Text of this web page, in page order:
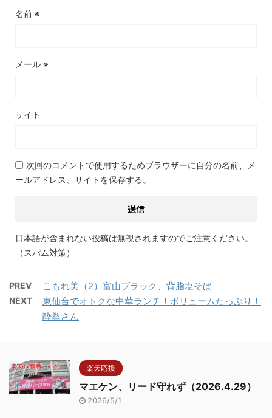
名前 ※
メール ※
サイト
次回のコメントで使用するためブラウザーに自分の名前、メ
ールアドレス、サイトを保存する。
日本語が含まれない投稿は無視されますのでご注意ください。
（スパム対策）
PREV こもれ美（2）富山ブラック、背脂塩そば
NEXT
東仙台でオトクな中華ランチ！ボリュームたっぷり！
酔拳さん
楽天応援
マエケン、リード守れず（2026.4.29）
2026/5/1